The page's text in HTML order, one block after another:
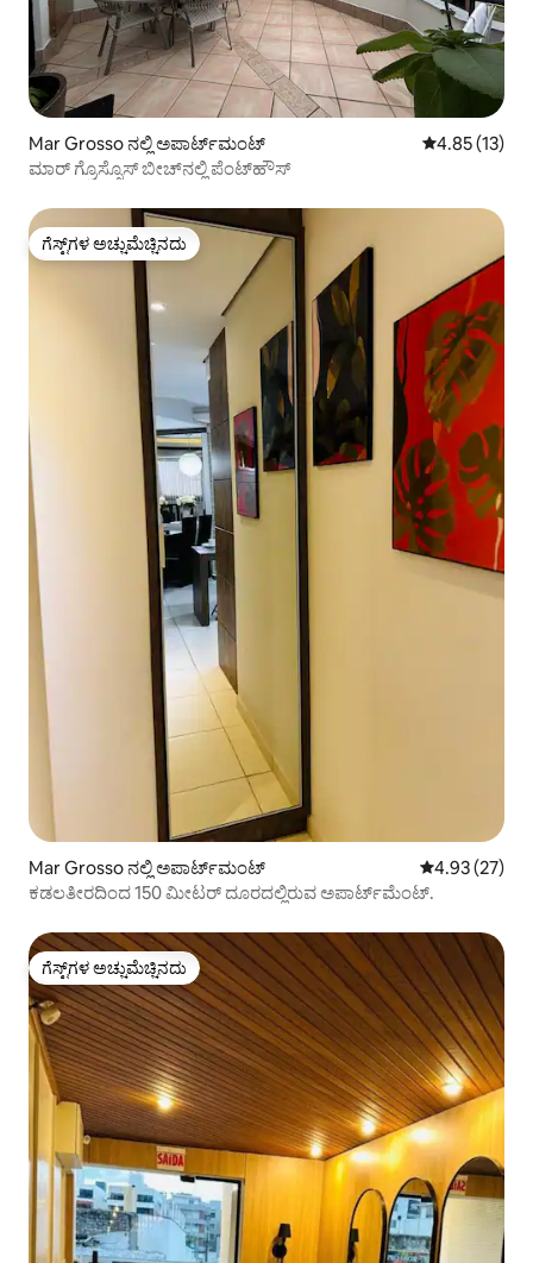
Mar Grosso ನಲ್ಲಿ ಅಪಾರ್ಟ್‌ಮಂಟ್ 5 ರಲ್ಲಿ 4.85
4.85 (13)
ಮಾರ್ ಗ್ರೊಸ್ಸೊಸ್ ಬೀಚ್‌ನಲ್ಲಿ ಪೆಂಟ್‌ಹೌಸ್
ಗೆಸ್ಟ್‌ಗಳ ಅಚ್ಚುಮೆಚ್ಚಿನದು
ಗೆಸ್ಟ್‌ಗಳ ಅಚ್ಚುಮೆಚ್ಚಿನದು
Mar Grosso ನಲ್ಲಿ ಅಪಾರ್ಟ್‌ಮಂಟ್ 5 ರಲ್ಲಿ 4.93
4.93 (27)
ಕಡಲತೀರದಿಂದ 150 ಮೀಟರ್ ದೂರದಲ್ಲಿರುವ ಅಪಾರ್ಟ್‌ಮೆಂಟ್.
ಗೆಸ್ಟ್‌ಗಳ ಅಚ್ಚುಮೆಚ್ಚಿನದು
ಗೆಸ್ಟ್‌ಗಳ ಅಚ್ಚುಮೆಚ್ಚಿನದು